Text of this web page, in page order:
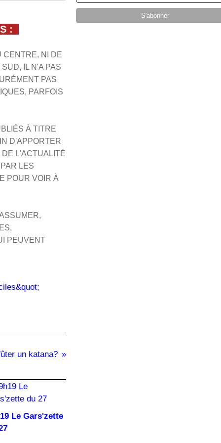
:
CENTRE, NI DE
IL N'A PAS
PAS
PARFOIS
À TITRE
D'APPORTER
L'ACTUALITÉ
LES
POUR VOIR À
PEUVENT
un katana?
Le Gars'zette